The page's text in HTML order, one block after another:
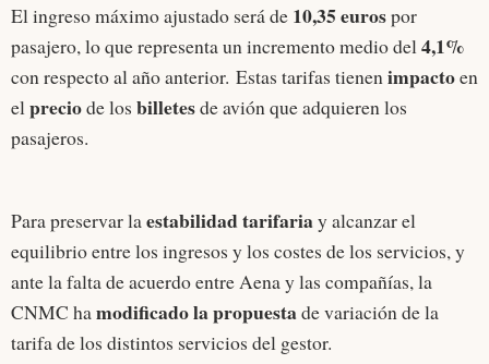
El ingreso máximo ajustado será de 10,35 eurospor
pasajero, lo que representa un incremento medio del4,1%
con respecto al año anterior. Estas tarifas tienenimpactoen
elpreciode los billetesde avión que adquieren los
pasajeros.
Para preservar laestabilidad tarifariay alcanzar el
equilibrio entre los ingresos y los costes de los servicios, y
ante la falta de acuerdo entre Aena y las compañías, la
CNMC hamodificado la propuestade variación de la
tarifa de los distintos servicios del gestor.